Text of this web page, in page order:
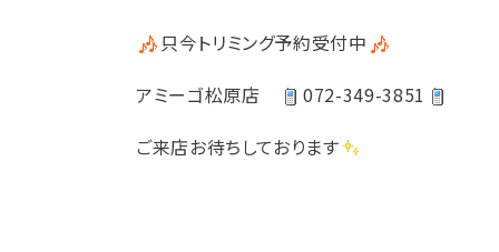
只今トリミング予約受付中
アミーゴ松原店
072-349-3851
ご来店お待ちしております